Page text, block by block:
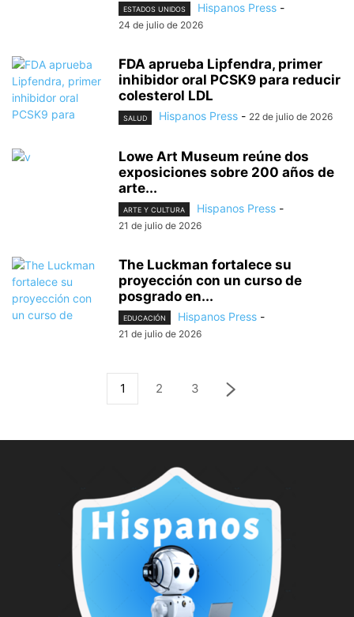
ESTADOS UNIDOS Hispanos Press -
24 de julio de 2026
FDA aprueba Lipfendra, primer
inhibidor oral PCSK9 para reducir
colesterol LDL
SALUD Hispanos Press - 22 de julio de 2026
Lowe Art Museum reúne dos
exposiciones sobre 200 años de
arte...
ARTE Y CULTURA Hispanos Press -
21 de julio de 2026
The Luckman fortalece su
proyección con un curso de
posgrado en...
EDUCACIÓN Hispanos Press -
21 de julio de 2026
1 2 3